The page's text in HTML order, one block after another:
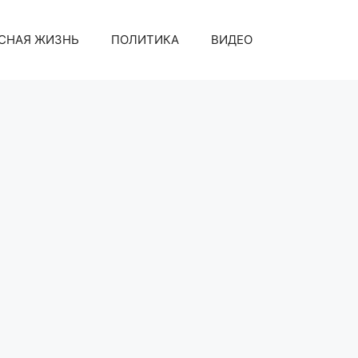
ЖИЗНЬ ПОЛИТИКА ВИДЕО